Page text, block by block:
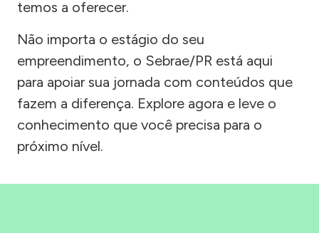
temos a oferecer.
Não importa o estágio do seu
empreendimento, o Sebrae/PR está aqui
para apoiar sua jornada com conteúdos que
fazem a diferença. Explore agora e leve o
conhecimento que você precisa para o
próximo nível.